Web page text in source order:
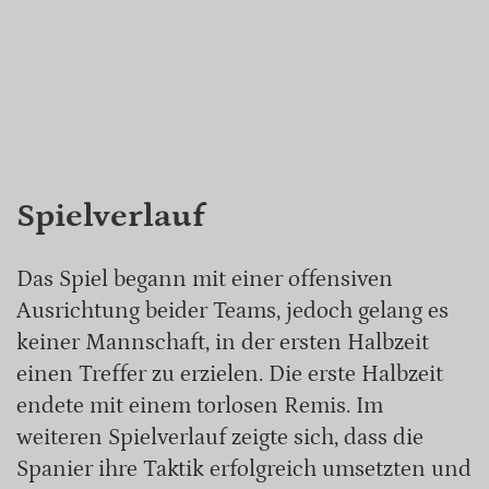
Spielverlauf
Das Spiel begann mit einer offensiven
Ausrichtung beider Teams, jedoch gelang es
keiner Mannschaft, in der ersten Halbzeit
einen Treffer zu erzielen. Die erste Halbzeit
endete mit einem torlosen Remis. Im
weiteren Spielverlauf zeigte sich, dass die
Spanier ihre Taktik erfolgreich umsetzten und